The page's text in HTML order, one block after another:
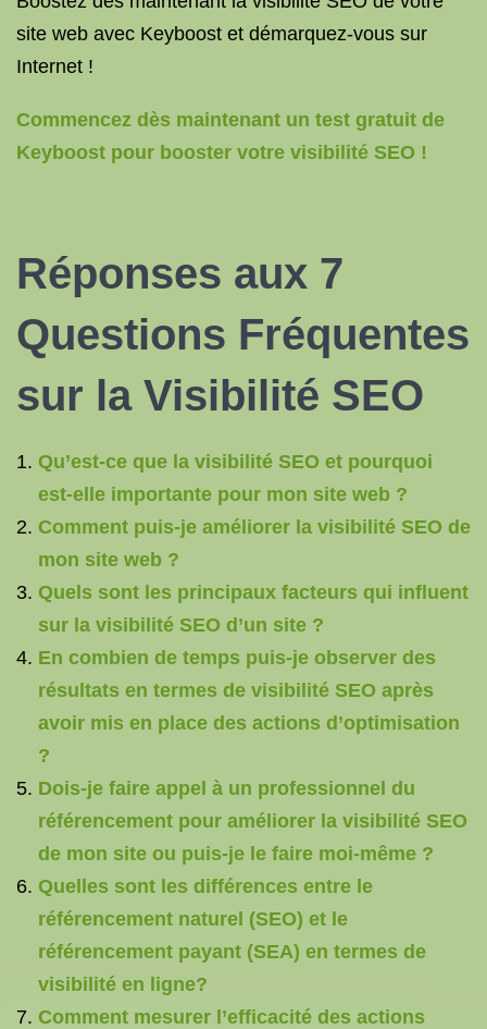
site web avec Keyboost et démarquez-vous sur
Internet !
Commencez dès maintenant un test gratuit de
Keyboost pour booster votre visibilité SEO !
Réponses aux 7
Questions Fréquentes
sur la Visibilité SEO
Qu’est-ce que la visibilité SEO et pourquoi
est-elle importante pour mon site web ?
Comment puis-je améliorer la visibilité SEO de
mon site web ?
Quels sont les principaux facteurs qui influent
sur la visibilité SEO d’un site ?
En combien de temps puis-je observer des
résultats en termes de visibilité SEO après
avoir mis en place des actions d’optimisation
?
Dois-je faire appel à un professionnel du
référencement pour améliorer la visibilité SEO
de mon site ou puis-je le faire moi-même ?
Quelles sont les différences entre le
référencement naturel (SEO) et le
référencement payant (SEA) en termes de
visibilité en ligne?
Comment mesurer l’efficacité des actions